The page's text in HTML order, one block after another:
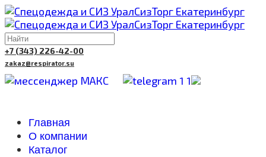
+7 (343) 226-42-00
zakaz@respirator.su
Главная
О компании
Каталог